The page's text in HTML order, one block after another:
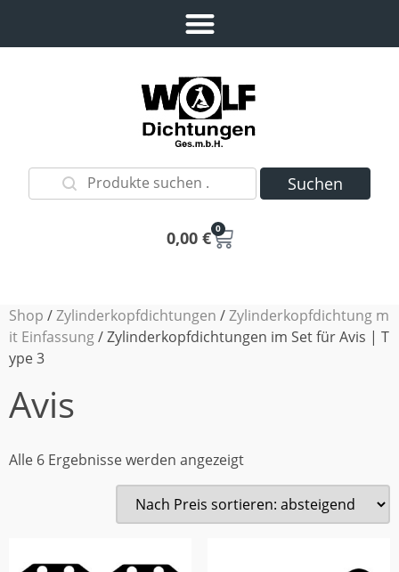
Suchen
0,00 € 0
Shop /Zylinderkopfdichtungen /Zylinderkopfdichtung m
it Einfassung/ Zylinderkopfdichtungen im Set für Avis | T
ype 3
Avis
Alle 6 Ergebnisse werden angezeigt